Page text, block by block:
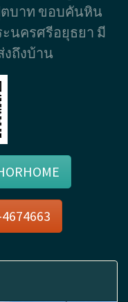
บาท ขอบคันหิน
นครศรีอยุธยา มี
ถึงบ้าน